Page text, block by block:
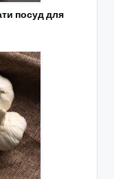
посуд для